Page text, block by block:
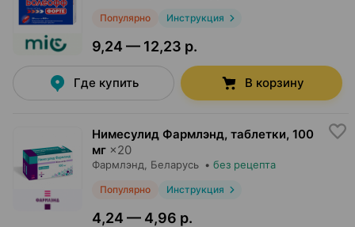
Популярно Инструкция
9,24 — 12,23 р.
Где купить В корзину
Нимесулид Фармлэнд, таблетки, 100
мг ×20
Фармлэнд , Беларусь • без рецепта
Популярно Инструкция
4,24 — 4,96 р.